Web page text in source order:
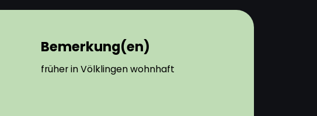
Bemerkung(en)
früher in Völklingen wohnhaft